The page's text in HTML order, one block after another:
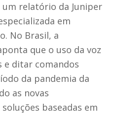
relatório da Juniper
em
No Brasil, a
que o uso da voz
e ditar comandos
da pandemia da
as novas
baseadas em